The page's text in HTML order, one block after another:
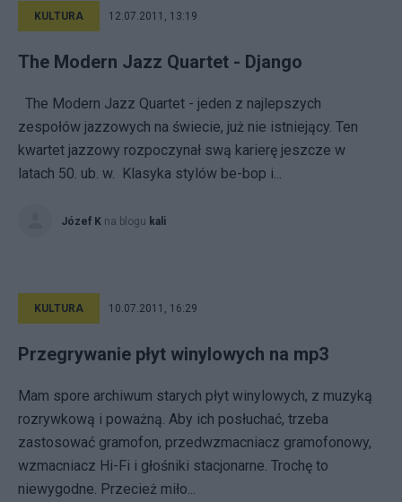
KULTURA 12.07.2011, 13:19
The Modern Jazz Quartet - Django
The Modern Jazz Quartet - jeden z najlepszych
zespołów jazzowych na świecie, już nie istniejący. Ten
kwartet jazzowy rozpoczynał swą karierę jeszcze w
latach 50. ub. w. Klasyka stylów be-bop i...
Józef K na blogu kali
KULTURA 10.07.2011, 16:29
Przegrywanie płyt winylowych na mp3
Mam spore archiwum starych płyt winylowych, z muzyką
rozrywkową i poważną. Aby ich posłuchać, trzeba
zastosować gramofon, przedwzmacniacz gramofonowy,
wzmacniacz Hi-Fi i głośniki stacjonarne. Trochę to
niewygodne. Przecież miło...